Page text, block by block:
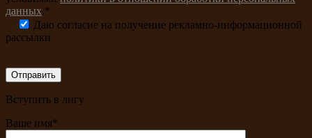
данных.*
Даю согласие на получение рекламно-информационной
рассылки
Вступить в лигу
Ваше имя*